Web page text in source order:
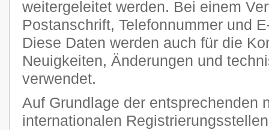
weitergeleitet werden. Bei einem
Postanschrift, Telefonnummer und
Diese Daten werden auch für die
Neuigkeiten, Änderungen und
verwendet.
Auf Grundlage der entsprechenden
internationalen